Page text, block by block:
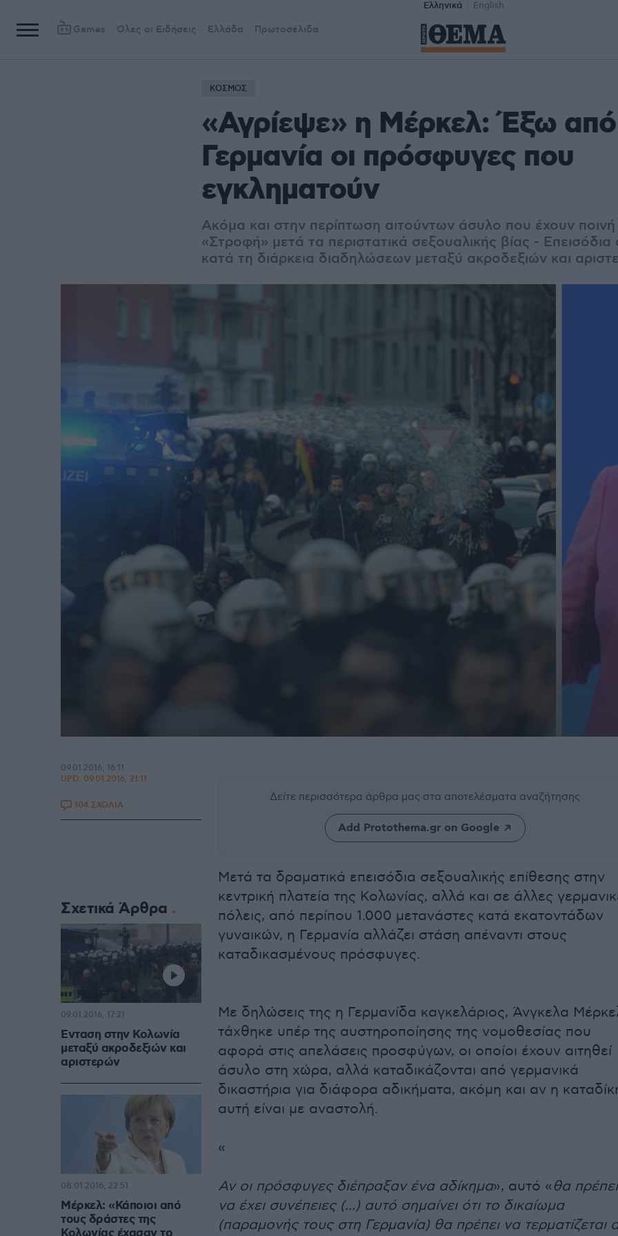
Ελληνικά English
Games Όλες οι Ειδήσεις Ελλάδα Πρωτοσέλιδα
ΚΟΣΜΟΣ
«Αγρίεψε» η Μέρκελ: Έξω
Γερμανία οι πρόσφυγες που
εγκληματούν
Ακόμα και στην περίπτωση αιτούντων άσυλο που έχουν
«Στροφή» μετά τα περιστατικά σεξουαλικής βίας -
κατά τη διάρκεια διαδηλώσεων μεταξύ ακροδεξιών και
Δείτε περισσότερα άρθρα μας στα αποτελέσματα αναζήτησης
Add Protothema.gr on Google
Μετά τα δραματικά επεισόδια σεξουαλικής επίθεσης στην
κεντρική πλατεία της Κολωνίας, αλλά και σε άλλες
πόλεις, από περίπου 1.000 μετανάστες κατά εκατοντάδων
γυναικών, η Γερμανία αλλάζει στάση απέναντι στους
καταδικασμένους πρόσφυγες.
Με δηλώσεις της η Γερμανίδα καγκελάριος, Άνγκελα
τάχθηκε υπέρ της αυστηροποίησης της νομοθεσίας που
αφορά στις απελάσεις προσφύγων, οι οποίοι έχουν αιτηθεί
άσυλο στη χώρα, αλλά καταδικάζονται από γερμανικά
δικαστήρια για διάφορα αδικήματα, ακόμη και αν η
αυτή είναι με αναστολή.
«
Αν οι πρόσφυγες διέπραξαν ένα αδίκημα», αυτό « θα πρέπει
να έχει συνέπειες (...) αυτό σημαίνει ότι το δικαίωμα
(παραμονής τους στη Γερμανία) θα πρέπει να τερματίζεται
09.01.2016, 16:11
UPD: 09.01.2016, 21:11
104 ΣΧΟΛΙΑ
Σχετικά Άρθρα
Ενταση στην Κολωνία
μεταξύ ακροδεξιών και
αριστερών
09.01.2016, 17:21
Μέρκελ: «Κάποιοι από
τους δράστες της
08.01.2016, 22:51